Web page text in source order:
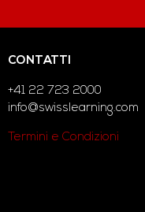
CONTATTI
+41 22 723 2000
info@swisslearning.com
Termini e Condizioni